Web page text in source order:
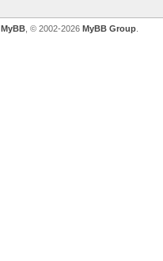
MyBB , © 2002-2026 MyBB Group